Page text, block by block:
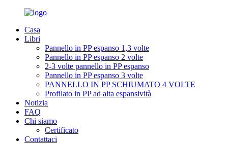
Casa
Libri
Pannello in PP espanso 1,3 volte
Pannello in PP espanso 2 volte
2-3 volte pannello in PP espanso
Pannello in PP espanso 3 volte
PANNELLO IN PP SCHIUMATO 4 VOLTE
Profilato in PP ad alta espansività
Notizia
FAQ
Chi siamo
Certificato
Contattaci